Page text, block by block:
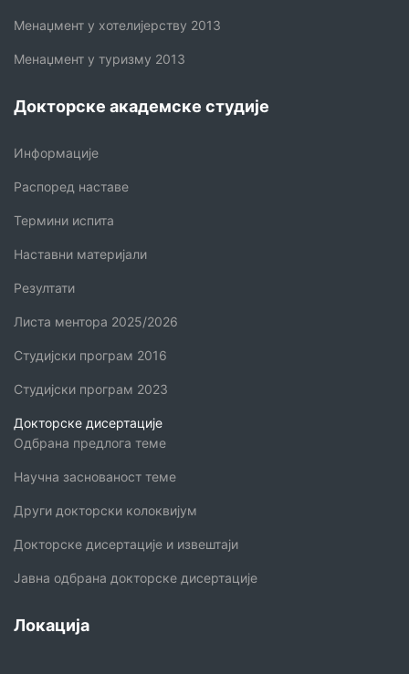
Менаџмент у хотелијерству 2013
Менаџмент у туризму 2013
Докторске академске студије
Информације
Распоред наставе
Термини испита
Наставни материјали
Резултати
Листа ментора 2025/2026
Студијски програм 2016
Студијски програм 2023
Докторске дисертације
Одбрана предлога теме
Научна заснованост теме
Други докторски колоквијум
Докторске дисертације и извештаји
Јавна одбрана докторске дисертације
Локација